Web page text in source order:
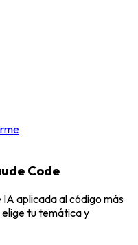
Code
aplicada al código más
tu temática y